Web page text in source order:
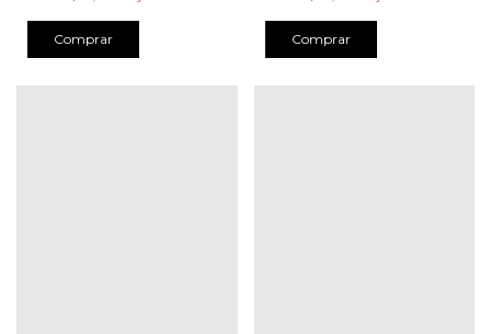
Comprar Comprar